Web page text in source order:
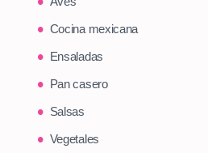
Cocina mexicana
Ensaladas
Pan casero
Salsas
Vegetales